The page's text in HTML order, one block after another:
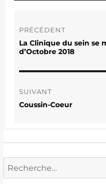
de
l’article
PRÉCÉDENT
Publication
précédente :
La Clinique du sein se
d’Octobre 2018
SUIVANT
Publication
Coussin-Coeur
Recherche
pour :